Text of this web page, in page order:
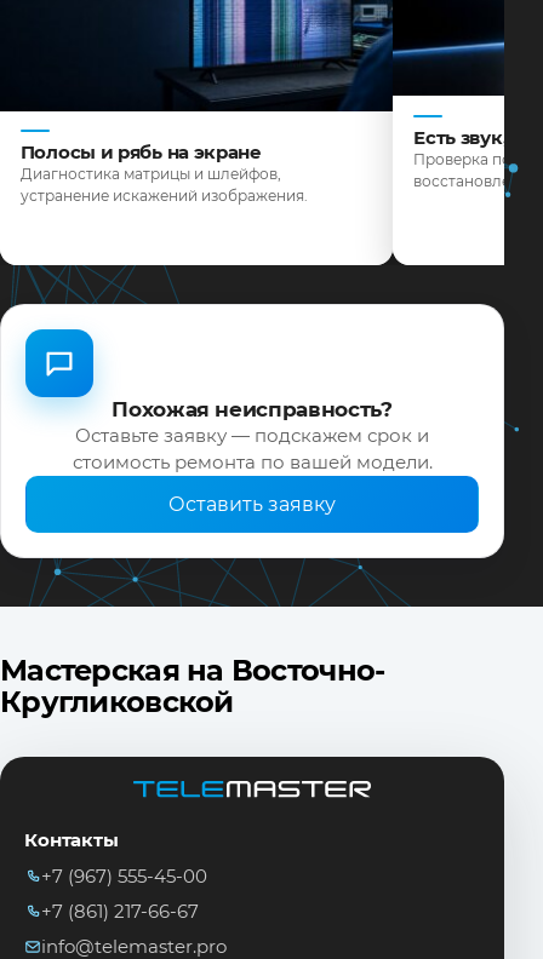
Полосы и рябь на экране
Диагностика матрицы и шлейфов,
устранение искажений изображения.
Есть звук,
Проверка
восстановление
Похожая неисправность?
Оставьте заявку — подскажем срок и
стоимость ремонта по вашей модели.
Оставить заявку
Мастерская на Восточно-
Кругликовской
Контакты
+7 (967) 555-45-00
+7 (861) 217-66-67
info@telemaster.pro